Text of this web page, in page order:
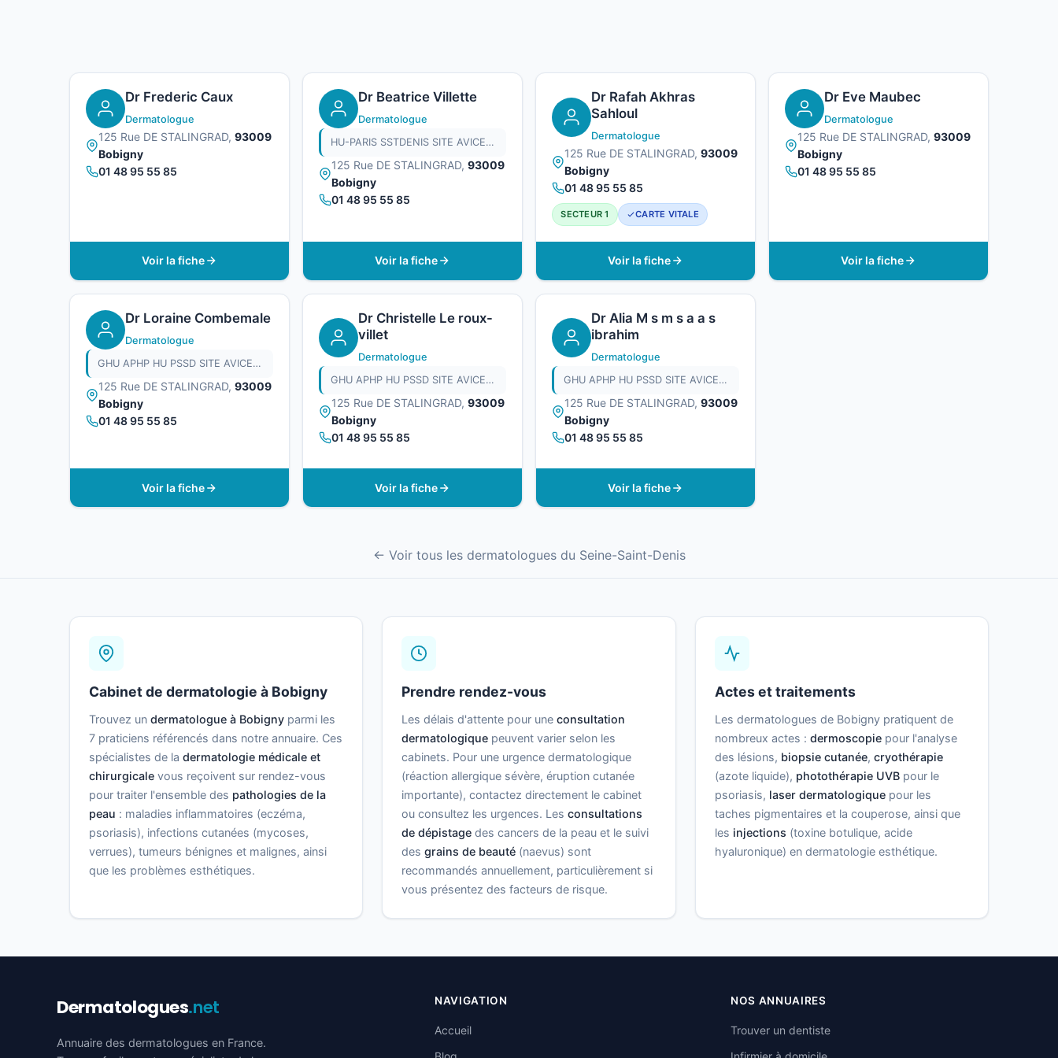
Dr Frederic Caux
Dermatologue
125 Rue DE STALINGRAD, 93009
Bobigny
01 48 95 55 85
Voir la fiche
Dr Beatrice Villette
Dermatologue
HU-PARIS SSTDENIS SITE AVICENNE - APHP
125 Rue DE STALINGRAD, 93009
Bobigny
01 48 95 55 85
Voir la fiche
Dr Rafah Akhras
Sahloul
Dermatologue
125 Rue DE STALINGRAD, 93009
Bobigny
01 48 95 55 85
SECTEUR 1 CARTE VITALE
Voir la fiche
Dr Eve Maubec
Dermatologue
125 Rue DE STALINGRAD, 93009
Bobigny
01 48 95 55 85
Voir la fiche
Dr Loraine Combemale
Dermatologue
GHU APHP HU PSSD SITE AVICENNE
125 Rue DE STALINGRAD, 93009
Bobigny
01 48 95 55 85
Voir la fiche
Dr Christelle Le roux-
villet
Dermatologue
GHU APHP HU PSSD SITE AVICENNE
125 Rue DE STALINGRAD, 93009
Bobigny
01 48 95 55 85
Voir la fiche
Dr Alia M s m s a a s
ibrahim
Dermatologue
GHU APHP HU PSSD SITE AVICENNE
125 Rue DE STALINGRAD, 93009
Bobigny
01 48 95 55 85
Voir la fiche
← Voir tous les dermatologues du Seine-Saint-Denis
Cabinet de dermatologie à Bobigny
Trouvez un dermatologue à Bobigny parmi les
7 praticiens référencés dans notre annuaire. Ces
spécialistes de la dermatologie médicale et
chirurgicale vous reçoivent sur rendez-vous
pour traiter l'ensemble des pathologies de la
peau : maladies inflammatoires (eczéma,
psoriasis), infections cutanées (mycoses,
verrues), tumeurs bénignes et malignes, ainsi
que les problèmes esthétiques.
Prendre rendez-vous
Les délais d'attente pour uneconsultation
dermatologique peuvent varier selon les
cabinets. Pour une urgence dermatologique
(réaction allergique sévère, éruption cutanée
importante), contactez directement le cabinet
ou consultez les urgences. Lesconsultations
de dépistage des cancers de la peau et le suivi
desgrains de beauté (naevus) sont
recommandés annuellement, particulièrement si
vous présentez des facteurs de risque.
Actes et traitements
Les dermatologues de Bobigny pratiquent de
nombreux actes : dermoscopiepour l'analyse
des lésions, biopsie cutanée, cryothérapie
(azote liquide), photothérapie UVBpour le
psoriasis, laser dermatologiquepour les
taches pigmentaires et la couperose, ainsi que
les injections (toxine botulique, acide
hyaluronique) en dermatologie esthétique.
Dermatologues.net
Annuaire des dermatologues en France.
NAVIGATION
Accueil
NOS ANNUAIRES
Trouver un dentiste